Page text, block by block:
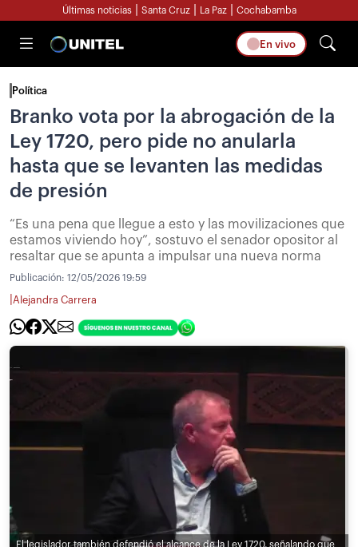
Últimas noticias Santa Cruz La Paz Cochabamba
En vivo
Política
Branko vota por la abrogación de la
Ley 1720, pero pide no anularla
hasta que se levanten las medidas
de presión
“Es una pena que llegue a esto y las movilizaciones que
estamos viviendo hoy”, sostuvo el senador opositor al
resaltar que se apunta a impulsar una nueva norma
Publicación: 12/05/2026 19:59
Alejandra Carrera
El legislador también defendió el alcance de la Ley 1720, señalando que